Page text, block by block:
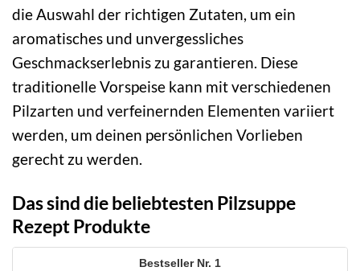
die Auswahl der richtigen Zutaten, um ein
aromatisches und unvergessliches
Geschmackserlebnis zu garantieren. Diese
traditionelle Vorspeise kann mit verschiedenen
Pilzarten und verfeinernden Elementen variiert
werden, um deinen persönlichen Vorlieben
gerecht zu werden.
Das sind die beliebtesten Pilzsuppe
Rezept Produkte
1